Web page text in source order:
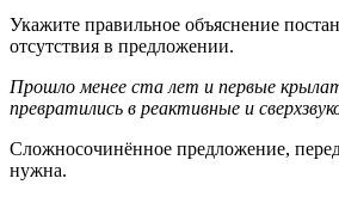
Укажите правильное объяснение
отсутствия в предложении.
Прошло менее ста лет и первые
превратились в реактивные и
Сложносочинённое предложение,
нужна.